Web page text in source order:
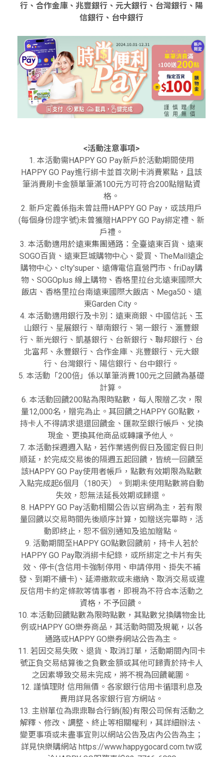
行、合作金庫、兆豐銀行、元大銀行、台灣銀行、陽
信銀行、台中銀行
<活動注意事項>
1. 本活動需HAPPY GO Pay新戶於活動期間使用
HAPPY GO Pay進行綁卡並首次刷卡消費累點，且該
筆消費刷卡金額單筆滿100元方可符合200點贈點資
格。
2. 新戶定義係指未曾註冊HAPPY GO Pay，或該用戶
(每個身份證字號)未曾獲贈HAPPY GO Pay綁定禮、新
戶禮。
3. 本活動適用於遠東集團通路：全臺遠東百貨、遠東
SOGO百貨、遠東巨城購物中心、愛買、TheMall遠企
購物中心、c!ty'super、遠傳電信直營門市、friDay購
物、SOGOplus 線上購物、香格里拉台北遠東國際大
飯店、香格里拉台南遠東國際大飯店、Mega50、遠
東Garden City。
4. 本活動適用銀行及卡別：遠東商銀、中國信託、玉
山銀行、星展銀行、華南銀行、第一銀行、滙豐銀
行、新光銀行、凱基銀行、台新銀行、聯邦銀行、台
北富邦、永豐銀行、合作金庫、兆豐銀行、元大銀
行、台灣銀行、陽信銀行、台中銀行。
5. 本活動「200倍」係以單筆消費100元之回饋為基礎
計算。
6. 本活動回饋200點為限時點數，每人限贈乙次，限
量12,000名，贈完為止。其回饋之HAPPY GO點數，
持卡人不得請求退還回饋金、匯款至銀行帳戶、兌換
現金、更換其他商品或轉讓予他人。
7. 本活動採週週入點，若作業遇例假日及國定假日則
順延，於完成交易後的隔週五起回饋，皆統一回饋至
該HAPPY GO Pay使用者帳戶，點數有效期限為點數
入點完成起6個月（180天）。到期未使用點數將自動
失效，恕無法延長效期或歸還。
8. HAPPY GO Pay活動相關公告以官網為主，若有限
量回饋以交易時間先後順序計算，如贈送完畢時，活
動即終止，恕不個別通知及追加贈點。
9. 活動期間至HAPPY GO點數回饋前，持卡人若於
HAPPY GO Pay取消綁卡紀錄，或所綁定之卡片有失
效、停卡(含信用卡強制停用、申請停用、掛失不補
發、到期不續卡)、延滯繳款或未繳納、取消交易或違
反信用卡約定條款等情事者，即視為不符合本活動之
資格，不予回饋。
10. 本活動回饋點數為限時點數，其點數兌換購物金比
例或HAPPY GO樂券商品，其活動時間及規範，以各
通路或HAPPY GO樂券網站公告為主。
11. 若因交易失敗、退貨、取消訂單，活動期間內同卡
號正負交易結算後之負數金額或其他可歸責於持卡人
之因素導致交易未完成，將不視為回饋範圍。
12. 謹慎理財 信用無價。各家銀行信用卡循環利息及
費用詳見各家銀行官方網站。
13. 主辦單位為鼎鼎聯合行銷(股)有限公司保有活動之
解釋、修改、調整、終止等相關權利，其詳細辦法、
變更事項或未盡事宜則以網站公告及店內公告為主；
詳見快樂購網站 https://www.happygocard.com.tw或